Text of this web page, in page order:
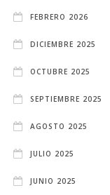
FEBRERO 2026
DICIEMBRE 2025
OCTUBRE 2025
SEPTIEMBRE 2025
AGOSTO 2025
JULIO 2025
JUNIO 2025